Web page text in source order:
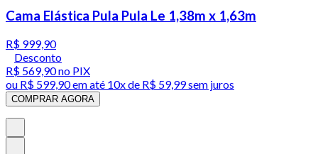
Cama Elástica Pula Pula Le 1,38m x 1,63m
R$ 999,90
Desconto
R$ 569,90no PIX
ou R$ 599,90em até 10x de R$ 59,99 sem juros
COMPRAR AGORA